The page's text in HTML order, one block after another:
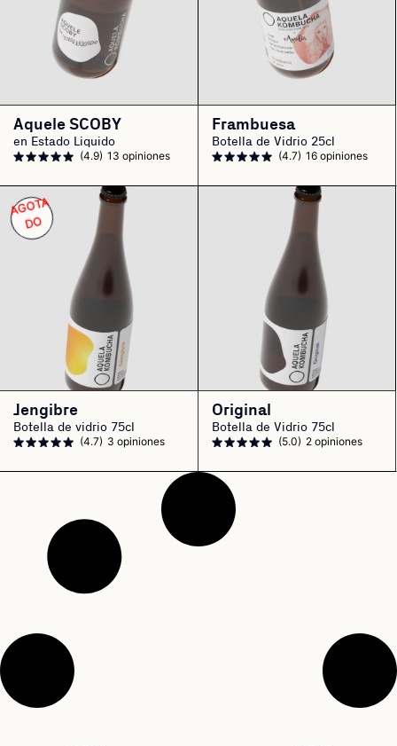
Aquele SCOBY
en Estado Liquido
(4.9) 13 opiniones
Frambuesa
Botella de Vidrio 25cl
(4.7) 16 opiniones
A
G
OT
A
D
O
Jengibre
Botella de vidrio 75cl
(4.7) 3 opiniones
Original
Botella de Vidrio 75cl
(5.0) 2 opiniones